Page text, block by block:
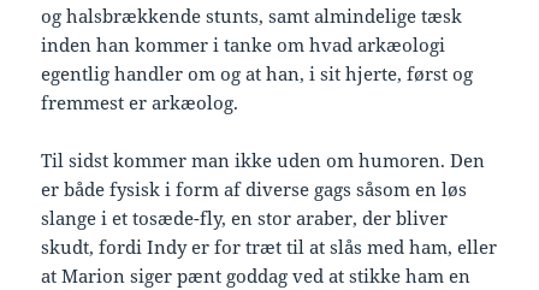
og halsbrækkende stunts, samt almindelige tæsk
inden han kommer i tanke om hvad arkæologi
egentlig handler om og at han, i sit hjerte, først og
fremmest er arkæolog.
Til sidst kommer man ikke uden om humoren. Den
er både fysisk i form af diverse gags såsom en løs
slange i et tosæde-fly, en stor araber, der bliver
skudt, fordi Indy er for træt til at slås med ham, eller
at Marion siger pænt goddag ved at stikke ham en